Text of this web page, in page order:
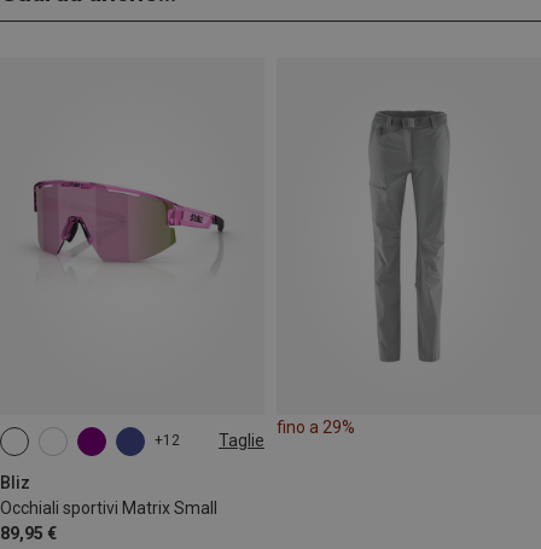
+12 Taglie
Bliz
Occhiali sportivi Matrix Small
89,95 €
ONE SIZE
fino a 29%